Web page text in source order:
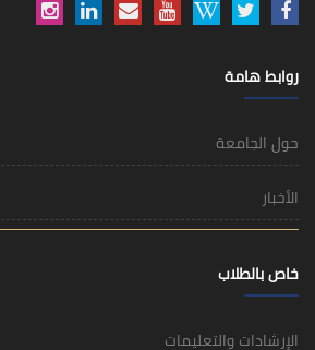
روابط هامة
حول الجامعة
الأخبار
خاص بالطلاب
الإرشادات والتعليمات